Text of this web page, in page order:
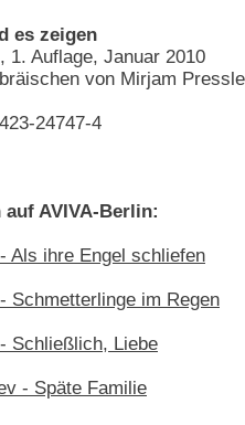
es zeigen
1. Auflage, Januar 2010
von Mirjam
24747-4
AVIVA-Berlin:
Als ihre Engel schliefen
Schmetterlinge im Regen
Schließlich, Liebe
- Späte Familie